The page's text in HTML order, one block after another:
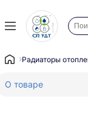
Радиаторы
О товаре